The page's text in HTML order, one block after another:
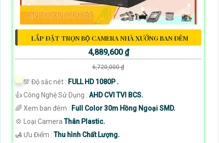
LẮP ĐẶT TRỌN BỘ CAMERA NHÀ XƯỞNG BAN ĐÊM
4,889,600 ₫
6,720,000 ₫
💯 Độ sắc nét : FULL HD 1080P .
👍 Công Nghệ Sử Dụng : AHD CVI TVI BCS.
🌈 Xem ban đêm : Full Color 30m Hồng Ngoại SMD.
💢 Loại CameraThân Plastic.
️🛃 Ưu Điểm :Thu hình Chất Lượng.